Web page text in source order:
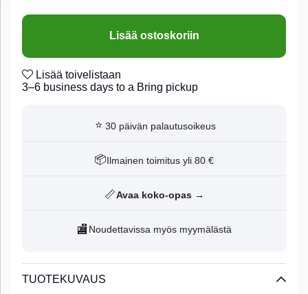
Lisää ostoskoriin
Lisää toivelistaan
3–6 business days to a Bring pickup
⭐ 30 päivän palautusoikeus
📦 Ilmainen toimitus yli 80 €
📏Avaa koko-opas →
🏬 Noudettavissa myös myymälästä
TUOTEKUVAUS